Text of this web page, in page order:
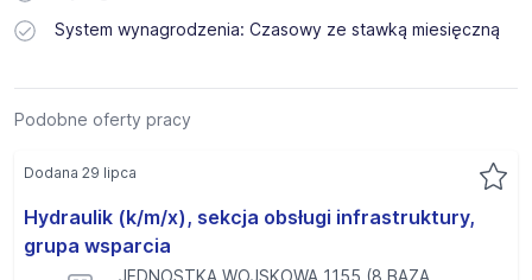
System wynagrodzenia: Czasowy ze stawką miesięczną
Podobne oferty pracy
Hydraulik (k/m/x), sekcja obsługi infrastruktury,
grupa wsparcia
JEDNOSTKA WOJSKOWA 1155 (8 BAZA
Dodana 29 lipca